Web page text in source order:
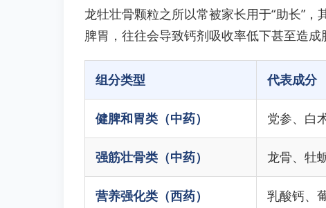
龙牡壮骨颗粒之所以常被家长用于“助长”，
脾胃，往往会导致钙剂吸收率低下甚至造成
组分类型 代表成分
健脾和胃类（中药） 党参、白
强筋壮骨类（中药） 龙骨、牡
营养强化类（西药） 乳酸钙、